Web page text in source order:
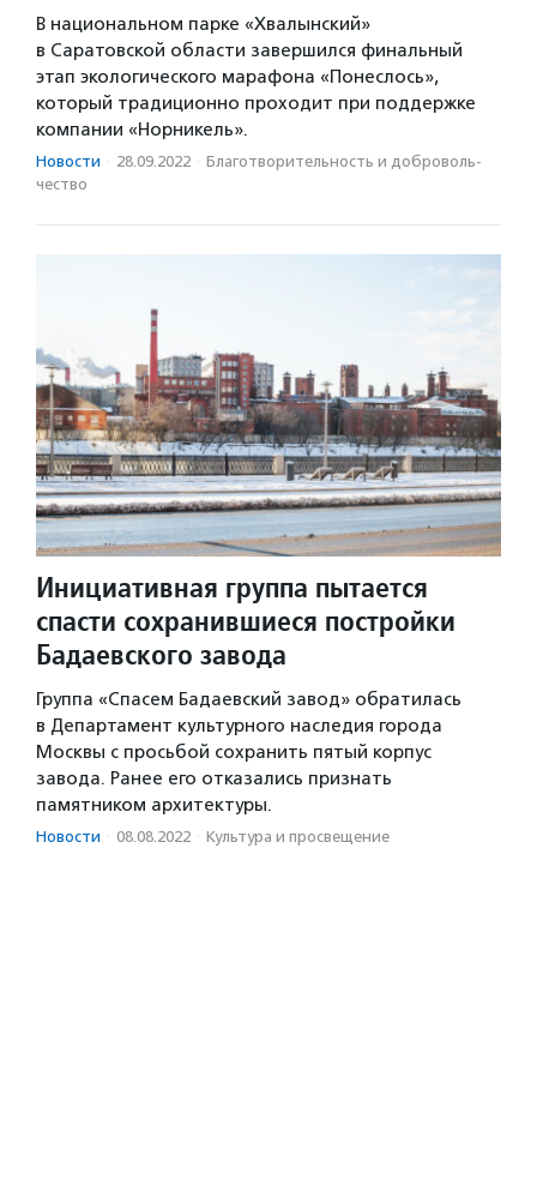
В национальном парке «Хвалынский»
в Саратовской области завершился финальный
этап экологического марафона «Понеслось»,
который традиционно проходит при поддержке
компании «Норникель».
Новости · 28.09.2022 · Благотвори­тель­ность и доброволь­
чест­во
Инициативная группа пытается
спасти сохранившиеся постройки
Бадаевского завода
Группа «Спасем Бадаевский завод» обратилась
в Департамент культурного наследия города
Москвы с просьбой сохранить пятый корпус
завода. Ранее его отказались признать
памятником архитектуры.
Новости · 08.08.2022 · Культура и просвещение